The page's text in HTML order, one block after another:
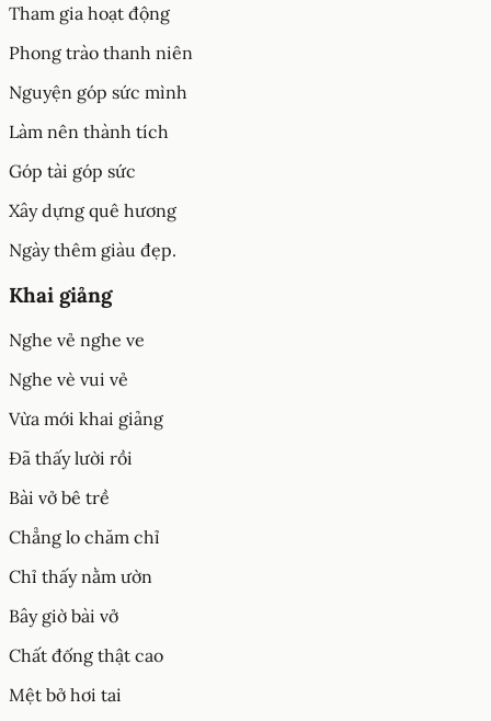
Tham gia hoạt động
Phong trào thanh niên
Nguyện góp sức mình
Làm nên thành tích
Góp tài góp sức
Xây dựng quê hương
Ngày thêm giàu đẹp.
Khai giảng
Nghe vẻ nghe ve
Nghe vè vui vẻ
Vừa mới khai giảng
Đã thấy lười rồi
Bài vở bê trề
Chẳng lo chăm chỉ
Chỉ thấy nằm ườn
Bây giờ bài vở
Chất đống thật cao
Mệt bở hơi tai